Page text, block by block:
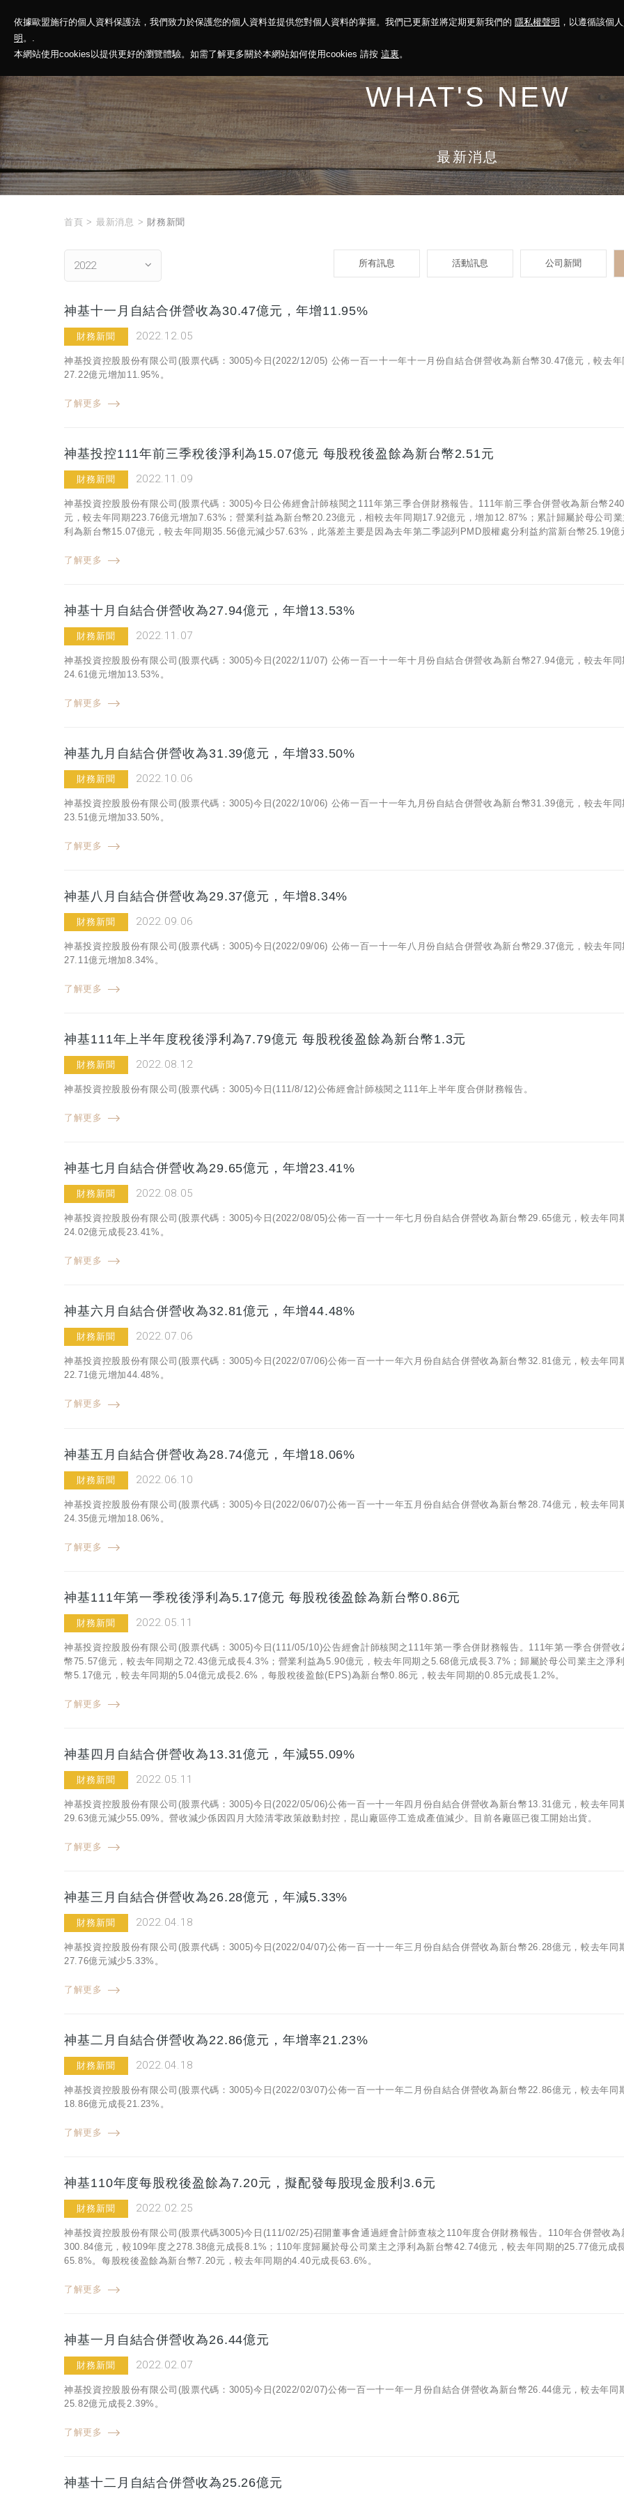
依據歐盟施行的個人資料保護法，我們致力於保護您的個人資料並提供您對個人資料的掌握。我們已更新並將定期更新我們的 隱私權聲明 ，以遵循該個
明 。.
本網站使用cookies以提供更好的瀏覽體驗。如需了解更多關於本網站如何使用cookies 請按 這裏。
神基投控 解決方案 永續報告 投資人關係 菁英招募 最新消息
WHAT'S NEW
最新消息
首頁 > 最新消息 > 財務新聞
2022 所有訊息 活動訊息 公司新聞
神基十一月自結合併營收為30.47億元，年增11.95%
財務新聞 2022.12.05
神基投資控股股份有限公司(股票代碼：3005)今日(2022/12/05) 公佈一百一十一年十一月份自結合併營收為新台幣30.47億元，較去年
27.22億元增加11.95%。
了解更多
神基投控111年前三季稅後淨利為15.07億元 每股稅後盈餘為新台幣2.51元
財務新聞 2022.11.09
神基投資控股股份有限公司(股票代碼：3005)今日公佈經會計師核閱之111年第三季合併財務報告。111年前三季合併營收為新台幣
元，較去年同期223.76億元增加7.63%；營業利益為新台幣20.23億元，相較去年同期17.92億元，增加12.87%；累計歸屬於母公司業
利為新台幣15.07億元，較去年同期35.56億元減少57.63%，此落差主要是因為去年第二季認列PMD股權處分利益約當新台幣25.19億
了解更多
神基十月自結合併營收為27.94億元，年增13.53%
財務新聞 2022.11.07
神基投資控股股份有限公司(股票代碼：3005)今日(2022/11/07) 公佈一百一十一年十月份自結合併營收為新台幣27.94億元，較去年同
24.61億元增加13.53%。
了解更多
神基九月自結合併營收為31.39億元，年增33.50%
財務新聞 2022.10.06
神基投資控股股份有限公司(股票代碼：3005)今日(2022/10/06) 公佈一百一十一年九月份自結合併營收為新台幣31.39億元，較去年同
23.51億元增加33.50%。
了解更多
神基八月自結合併營收為29.37億元，年增8.34%
財務新聞 2022.09.06
神基投資控股股份有限公司(股票代碼：3005)今日(2022/09/06) 公佈一百一十一年八月份自結合併營收為新台幣29.37億元，較去年同
27.11億元增加8.34%。
了解更多
神基111年上半年度稅後淨利為7.79億元 每股稅後盈餘為新台幣1.3元
財務新聞 2022.08.12
神基投資控股股份有限公司(股票代碼：3005)今日(111/8/12)公佈經會計師核閱之111年上半年度合併財務報告。
了解更多
神基七月自結合併營收為29.65億元，年增23.41%
財務新聞 2022.08.05
神基投資控股股份有限公司(股票代碼：3005)今日(2022/08/05)公佈一百一十一年七月份自結合併營收為新台幣29.65億元，較去年同
24.02億元成長23.41%。
了解更多
神基六月自結合併營收為32.81億元，年增44.48%
財務新聞 2022.07.06
神基投資控股股份有限公司(股票代碼：3005)今日(2022/07/06)公佈一百一十一年六月份自結合併營收為新台幣32.81億元，較去年同
22.71億元增加44.48%。
了解更多
神基五月自結合併營收為28.74億元，年增18.06%
財務新聞 2022.06.10
神基投資控股股份有限公司(股票代碼：3005)今日(2022/06/07)公佈一百一十一年五月份自結合併營收為新台幣28.74億元，較去年同
24.35億元增加18.06%。
了解更多
神基111年第一季稅後淨利為5.17億元 每股稅後盈餘為新台幣0.86元
財務新聞 2022.05.11
神基投資控股股份有限公司(股票代碼：3005)今日(111/05/10)公告經會計師核閱之111年第一季合併財務報告。111年第一季合併營收
幣75.57億元，較去年同期之72.43億元成長4.3%；營業利益為5.90億元，較去年同期之5.68億元成長3.7%；歸屬於母公司業主之淨
幣5.17億元，較去年同期的5.04億元成長2.6%，每股稅後盈餘(EPS)為新台幣0.86元，較去年同期的0.85元成長1.2%。
了解更多
神基四月自結合併營收為13.31億元，年減55.09%
財務新聞 2022.05.11
神基投資控股股份有限公司(股票代碼：3005)今日(2022/05/06)公佈一百一十一年四月份自結合併營收為新台幣13.31億元，較去年同
29.63億元減少55.09%。營收減少係因四月大陸清零政策啟動封控，昆山廠區停工造成產值減少。目前各廠區已復工開始出貨。
了解更多
神基三月自結合併營收為26.28億元，年減5.33%
財務新聞 2022.04.18
神基投資控股股份有限公司(股票代碼：3005)今日(2022/04/07)公佈一百一十一年三月份自結合併營收為新台幣26.28億元，較去年同
27.76億元減少5.33%。
了解更多
神基二月自結合併營收為22.86億元，年增率21.23%
財務新聞 2022.04.18
神基投資控股股份有限公司(股票代碼：3005)今日(2022/03/07)公佈一百一十一年二月份自結合併營收為新台幣22.86億元，較去年同
18.86億元成長21.23%。
了解更多
神基110年度每股稅後盈餘為7.20元，擬配發每股現金股利3.6元
財務新聞 2022.02.25
神基投資控股股份有限公司(股票代碼3005)今日(111/02/25)召開董事會通過經會計師查核之110年度合併財務報告。110年合併營收為
300.84億元，較109年度之278.38億元成長8.1%；110年度歸屬於母公司業主之淨利為新台幣42.74億元，較去年同期的25.77億元成
65.8%。每股稅後盈餘為新台幣7.20元，較去年同期的4.40元成長63.6%。
了解更多
神基一月自結合併營收為26.44億元
財務新聞 2022.02.07
神基投資控股股份有限公司(股票代碼：3005)今日(2022/02/07)公佈一百一十一年一月份自結合併營收為新台幣26.44億元，較去年同
25.82億元成長2.39%。
了解更多
神基十二月自結合併營收為25.26億元